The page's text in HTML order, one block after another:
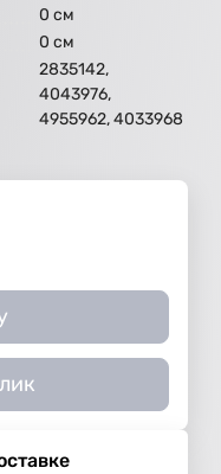
0 см
0 см
2835142,
4043976,
4955962, 4033968